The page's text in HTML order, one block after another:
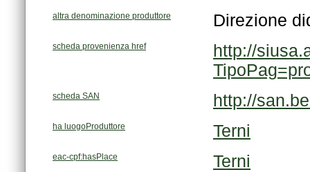
altra denominazione produttore Direzione
scheda provenienza href
scheda SAN http://
ha luogoProduttore Terni
eac-cpf:hasPlace Terni